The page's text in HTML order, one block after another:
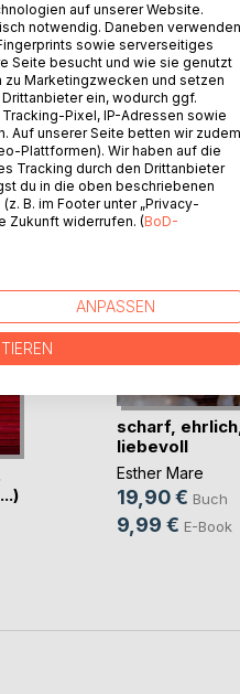
ewigen Lausbubs
BEIBoD
scharf,
liebevoll
Esther Mare
19,90 € Buch
9,99 € E-Book
auf unserer Website.
notwendig. Daneben verwenden
sowie serverseitiges
Seite besucht und wie sie genutzt
Marketingzwecken und setzen
ein, wodurch ggf.
Pixel, IP-Adressen sowie
Auf unserer Seite betten wir zudem
Plattformen). Wir haben auf die
Tracking durch den Drittanbieter
du in die oben beschriebenen
B. im Footer unter „Privacy-
Zukunft widerrufen. (BoD-
ANPASSEN